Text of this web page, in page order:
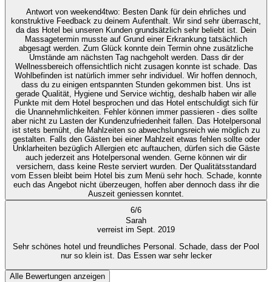
Antwort von weekend4two: Besten Dank für dein ehrliches und
konstruktive Feedback zu deinem Aufenthalt. Wir sind sehr überrascht,
da das Hotel bei unseren Kunden grundsätzlich sehr beliebt ist. Dein
Massagetermin musste auf Grund einer Erkrankung tatsächlich
abgesagt werden. Zum Glück konnte dein Termin ohne zusätzliche
Umstände am nächsten Tag nachgeholt werden. Dass dir der
Wellnessbereich offensichtlich nicht zusagen konnte ist schade. Das
Wohlbefinden ist natürlich immer sehr individuel. Wir hoffen dennoch,
dass du zu einigen entspannten Stunden gekommen bist. Uns ist
gerade Qualität, Hygiene und Service wichtig, deshalb haben wir alle
Punkte mit dem Hotel besprochen und das Hotel entschuldigt sich für
die Unannehmlichkeiten. Fehler können immer passieren - dies sollte
aber nicht zu Lasten der Kundenzufriedenheit fallen. Das Hotelpersonal
ist stets bemüht, die Mahlzeiten so abwechslungsreich wie möglich zu
gestalten. Falls den Gästen bei einer Mahlzeit etwas fehlen sollte oder
Unklarheiten bezüglich Allergien etc auftauchen, dürfen sich die Gäste
auch jederzeit ans Hotelpersonal wenden. Gerne können wir dir
versichern, dass keine Reste serviert wurden. Der Qualitätsstandard
vom Essen bleibt beim Hotel bis zum Menü sehr hoch. Schade, konnte
euch das Angebot nicht überzeugen, hoffen aber dennoch dass ihr die
Auszeit geniessen konntet.
6/6
Sarah
verreist im Sept. 2019
Sehr schönes hotel und freundliches Personal. Schade, dass der Pool
nur so klein ist. Das Essen war sehr lecker
Alle Bewertungen anzeigen